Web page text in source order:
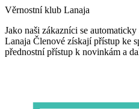
Věrnostní klub Lanaja
Jako naši zákazníci se
Lanaja Členové získají přístup ke
přednostní přístup k novinkám a